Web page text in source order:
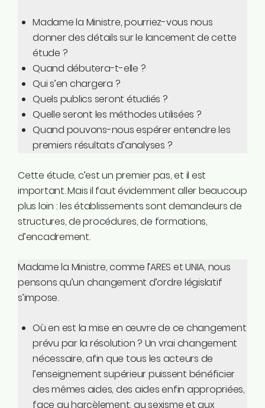
Madame la Ministre, pourriez-vous nous
donner des détails sur le lancement de cette
étude ?
Quand débutera-t-elle ?
Qui s’en chargera ?
Quels publics seront étudiés ?
Quelle seront les méthodes utilisées ?
Quand pouvons-nous espérer entendre les
premiers résultats d’analyses ?
Cette étude, c’est un premier pas, et il est
important. Mais il faut évidemment aller beaucoup
plus loin : les établissements sont demandeurs de
structures, de procédures, de formations,
d’encadrement.
Madame la Ministre, comme l’ARES et UNIA, nous
pensons qu’un changement d’ordre législatif
s’impose.
Où en est la mise en œuvre de ce changement
prévu par la résolution ? Un vrai changement
nécessaire, afin que tous les acteurs de
l’enseignement supérieur puissent bénéficier
des mêmes aides, des aides enfin appropriées,
face au harcèlement, au sexisme et aux